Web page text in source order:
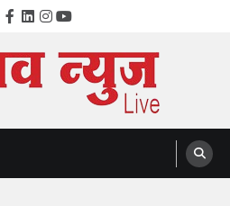
Facebook
LinkedIn
Instagram
YouTube
of Maharahstra